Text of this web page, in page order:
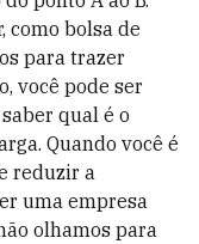
como bolsa de
para trazer
você pode ser
qual é o
Quando você é
reduzir a
uma empresa
olhamos para